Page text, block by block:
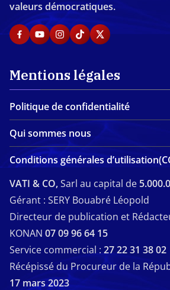
valeurs démocratiques.
Mentions légales
Politique de confidentialité
Qui sommes nous
Conditions générales
VATI & CO,Sarl au capital de
Gérant : SERY Bouabré Léopold
Directeur de publication et
KONAN 07 09 96 64 15
Service commercial : 27 22 31 38 02
Récépissé du Procureur de la
17 mars 2023